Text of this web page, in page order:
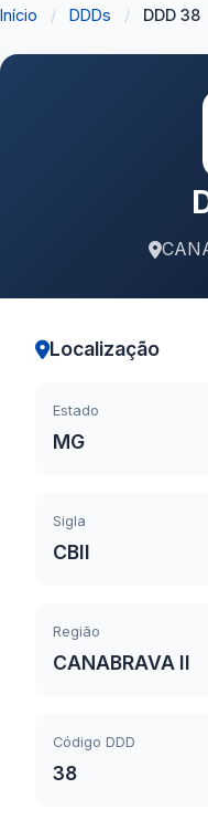
Início / DDDs / DDD 38
Localização
Estado
MG
Sigla
CBII
Região
CANABRAVA II
Código DDD
38